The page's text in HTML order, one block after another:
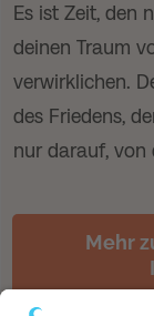
Es ist Zeit, den
deinen Traum
verwirklichen.
des Friedens,
nur darauf, von
Mehr